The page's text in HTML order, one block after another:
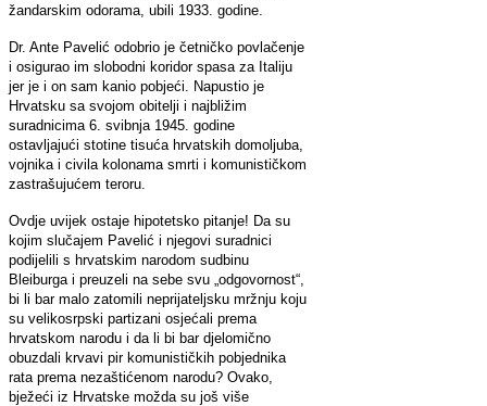
žandarskim odorama, ubili 1933. godine.
Dr. Ante Pavelić odobrio je četničko povlačenje
i osigurao im slobodni koridor spasa za Italiju
jer je i on sam kanio pobjeći. Napustio je
Hrvatsku sa svojom obitelji i najbližim
suradnicima 6. svibnja 1945. godine
ostavljajući stotine tisuća hrvatskih domoljuba,
vojnika i civila kolonama smrti i komunističkom
zastrašujućem teroru.
Ovdje uvijek ostaje hipotetsko pitanje! Da su
kojim slučajem Pavelić i njegovi suradnici
podijelili s hrvatskim narodom sudbinu
Bleiburga i preuzeli na sebe svu „odgovornost“,
bi li bar malo zatomili neprijateljsku mržnju koju
su velikosrpski partizani osjećali prema
hrvatskom narodu i da li bi bar djelomično
obuzdali krvavi pir komunističkih pobjednika
rata prema nezaštićenom narodu? Ovako,
bježeći iz Hrvatske možda su još više